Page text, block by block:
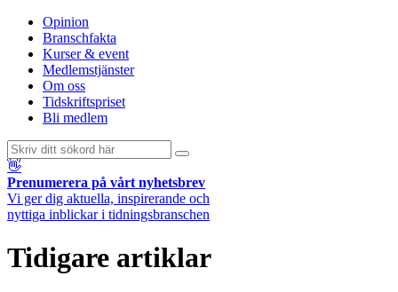
Opinion
Branschfakta
Kurser & event
Medlemstjänster
Om oss
Tidskriftspriset
Bli medlem
👋
Prenumerera på vårt nyhetsbrev
Vi ger dig aktuella, inspirerande och
nyttiga inblickar i tidningsbranschen
Tidigare artiklar